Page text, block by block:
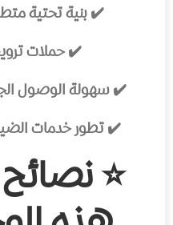
✔️ بنية تحتية
✔️ حملات
✔️ سهولة الوصول
✔️ تطور خدمات
⭐